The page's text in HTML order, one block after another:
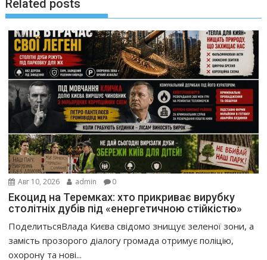
Related posts
Авг 10, 2026 admin 0
Екоцид на Теремках: хто прикриває вирубку
столітніх дубів під «енергетичною стійкістю»
ПоделитьсяВлада Києва свідомо знищує зеленої зони, а
замість прозорого діалогу громада отримує поліцію,
охорону та нові...